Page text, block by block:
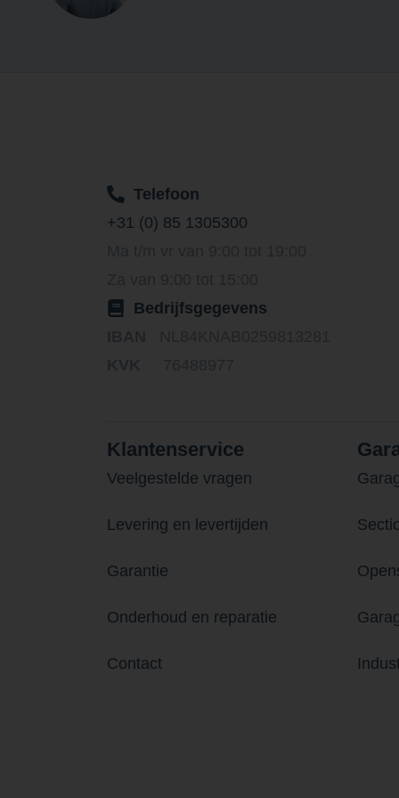
Telefoon
+31 (0) 85 1305300
Bedrijfsgegevens
Klantenservice
Veelgestelde vragen
Levering en levertijden
Garantie
Onderhoud en reparatie
Contact